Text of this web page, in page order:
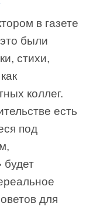
в газете
были
стихи,
коллег.
есть
под
будет
для